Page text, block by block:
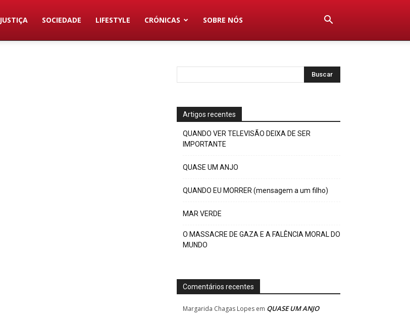
JUSTIÇA SOCIEDADE LIFESTYLE CRÓNICAS SOBRE NÓS
Artigos recentes
QUANDO VER TELEVISÃO DEIXA DE SER
IMPORTANTE
QUASE UM ANJO
QUANDO EU MORRER (mensagem a um filho)
MAR VERDE
O MASSACRE DE GAZA E A FALÊNCIA MORAL DO
MUNDO
Comentários recentes
Margarida Chagas Lopes em QUASE UM ANJO